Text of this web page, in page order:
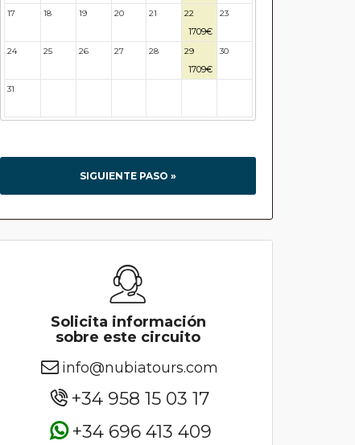
17 18 19 20 21 22
1709€
23
24 25 26 27 28 29
1709€
30
31
SIGUIENTE PASO »
Solicita información
sobre este circuito
info@nubiatours.com
+34 958 15 03 17
+34 696 413 409